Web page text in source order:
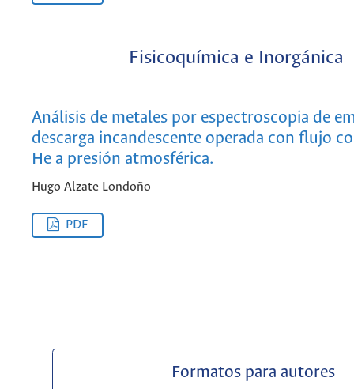
Fisicoquímica e Inorgánica
Análisis de metales por espectroscopia de
descarga incandescente operada con flujo
He a presión atmosférica.
Hugo Alzate Londoño
PDF
Formatos para autores